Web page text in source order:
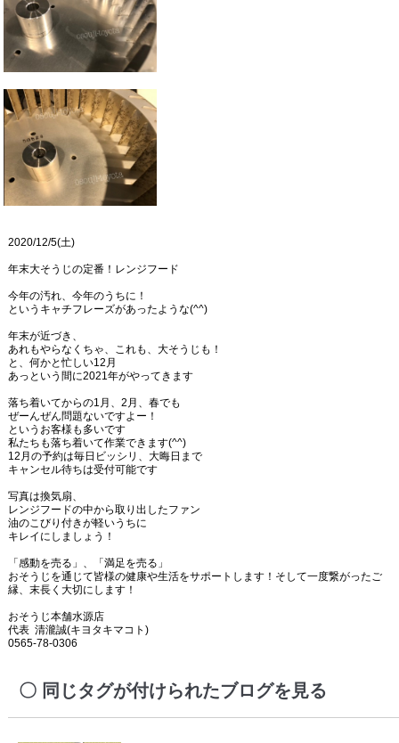
2020/12/5(土)
年末大そうじの定番！レンジフード
今年の汚れ、今年のうちに！
というキャチフレーズがあったような(^^)
年末が近づき、
あれもやらなくちゃ、これも、大そうじも！
と、何かと忙しい12月
あっという間に2021年がやってきます
落ち着いてからの1月、2月、春でも
ぜーんぜん問題ないですよー！
というお客様も多いです
私たちも落ち着いて作業できます(^^)
12月の予約は毎日ビッシリ、大晦日まで
キャンセル待ちは受付可能です
写真は換気扇、
レンジフードの中から取り出したファン
油のこびり付きが軽いうちに
キレイにしましょう！
「感動を売る」、「満足を売る」
おそうじを通じて皆様の健康や生活をサポートします！そして一度繋がったご
縁、末長く大切にします！
おそうじ本舗水源店
代表 清瀧誠(キヨタキマコト)
0565-78-0306
同じタグが付けられたブログを見る